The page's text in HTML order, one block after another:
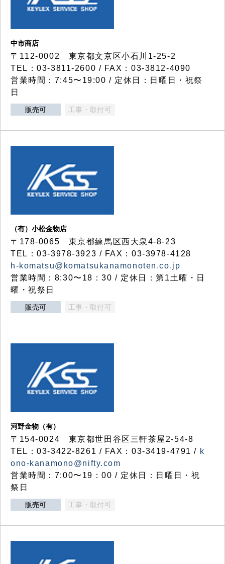
中市商店
〒112-0002 東京都文京区小石川1-25-2
TEL：03-3811-2600 / FAX：03-3812-4090
営業時間：7:45〜19:00 / 定休日：日曜日・祝祭
日
販売可 工事・取付可
（有）小松金物店
〒178-0065 東京都練馬区西大泉4-8-23
TEL：03-3978-3923 / FAX：03-3978-4128
h-komatsu@komatsukanamonoten.co.jp
営業時間：8:30〜18：30 / 定休日：第1土曜・日
曜・祝祭日
販売可 工事・取付可
河野金物（有）
〒154-0024 東京都世田谷区三軒茶屋2-54-8
TEL：03-3422-8261 / FAX：03-3419-4791 / k
ono-kanamono@nifty.com
営業時間：7:00〜19：00 / 定休日：日曜日・祝
祭日
販売可 工事・取付可